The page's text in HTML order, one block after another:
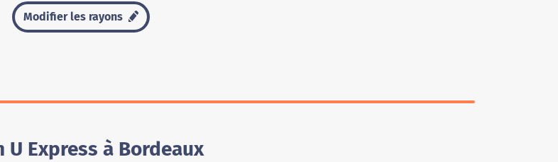
Modifier les rayons
Express à Bordeaux